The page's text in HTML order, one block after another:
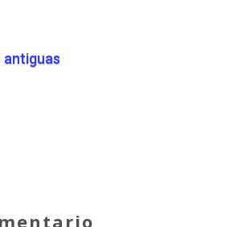
antiguas